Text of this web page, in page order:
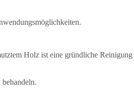
Holz ist eine gründliche